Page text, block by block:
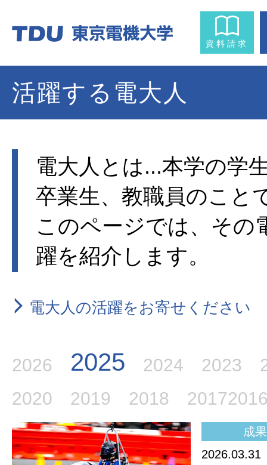
資料請求
活躍する電大人
電大人とは...本学の学
卒業生、教職員のこと
このページでは、その
躍を紹介します。
電大人の活躍をお寄せください
2026 2025 2024 2023
2020
2019 2018 2017
成果
2026.03.31